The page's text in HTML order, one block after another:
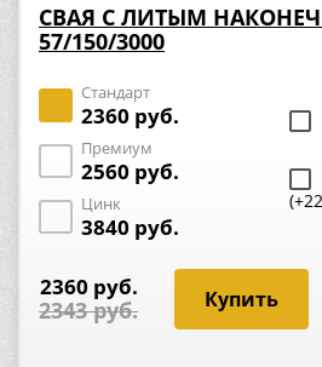
СВАЯ С ЛИТЫМ
57/150/3000
Стандарт
2360 руб.
Премиум
2560 руб.
Цинк
3840 руб.
2360 руб.
2343 руб.